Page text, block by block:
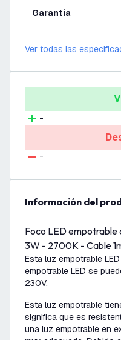
Garantía
Ver todas las
-
-
información del
Foco LED empotrable
3W - 2700K - Cable
Esta luz empotrable
empotrable LED se
230V.
Esta luz empotrable
significa que es
una luz empotrable en